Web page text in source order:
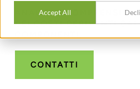
Accept All
ANALISI E
DEI COSTI DERIVANTI DAI
CONTATTI